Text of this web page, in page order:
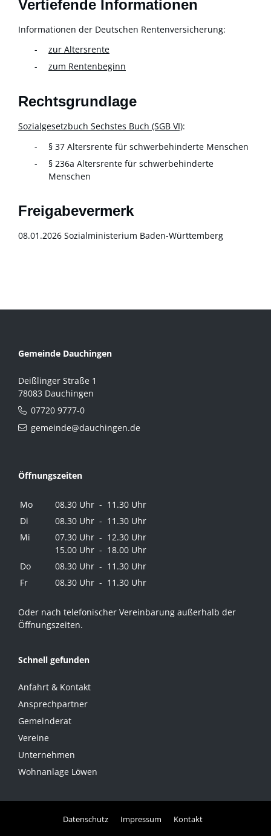
Vertiefende Informationen
Informationen der Deutschen Rentenversicherung:
zur Altersrente
zum Rentenbeginn
Rechtsgrundlage
Sozialgesetzbuch Sechstes Buch (SGB VI):
§ 37 Altersrente für schwerbehinderte Menschen
§ 236a Altersrente für schwerbehinderte
Menschen
Freigabevermerk
08.01.2026 Sozialministerium Baden-Württemberg
Gemeinde Dauchingen
Deißlinger Straße 1
78083 Dauchingen
07720 9777-0
gemeinde@dauchingen.de
Öffnungszeiten
Mo
08.30 Uhr - 11.30 Uhr
Di
08.30 Uhr - 11.30 Uhr
Mi
07.30 Uhr - 12.30 Uhr
15.00 Uhr - 18.00 Uhr
Do
08.30 Uhr - 11.30 Uhr
Fr
08.30 Uhr - 11.30 Uhr
Oder nach telefonischer Vereinbarung außerhalb der
Öffnungszeiten.
Schnell gefunden
Anfahrt & Kontakt
Ansprechpartner
Gemeinderat
Vereine
Unternehmen
Wohnanlage Löwen
Datenschutz Impressum Kontakt